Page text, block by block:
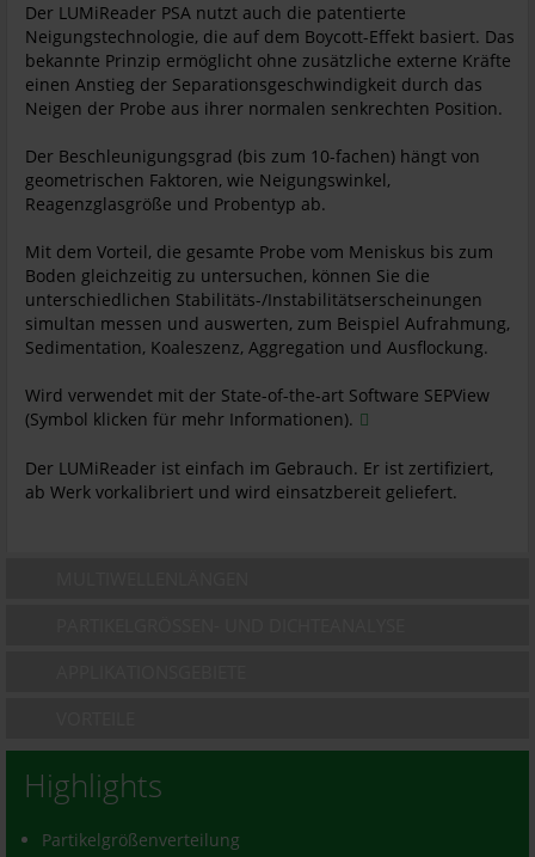
Der LUMiReader PSA nutzt auch die patentierte
Neigungstechnologie, die auf dem Boycott-Effekt basiert. Das
bekannte Prinzip ermöglicht ohne zusätzliche externe Kräfte
einen Anstieg der Separationsgeschwindigkeit durch das
Neigen der Probe aus ihrer normalen senkrechten Position.
Der Beschleunigungsgrad (bis zum 10-fachen) hängt von
geometrischen Faktoren, wie Neigungswinkel,
Reagenzglasgröße und Probentyp ab.
Mit dem Vorteil, die gesamte Probe vom Meniskus bis zum
Boden gleichzeitig zu untersuchen, können Sie die
unterschiedlichen Stabilitäts-/Instabilitätserscheinungen
simultan messen und auswerten, zum Beispiel Aufrahmung,
Sedimentation, Koaleszenz, Aggregation und Ausflockung.
Wird verwendet mit der State-of-the-art Software SEPView
(Symbol klicken für mehr Informationen).
Der LUMiReader ist einfach im Gebrauch. Er ist zertifiziert,
ab Werk vorkalibriert und wird einsatzbereit geliefert.
Highlights
Partikelgrößenverteilung